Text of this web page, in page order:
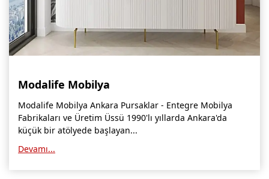
Modalife Mobilya
Modalife Mobilya Ankara Pursaklar - Entegre Mobilya
Fabrikaları ve Üretim Üssü 1990'lı yıllarda Ankara'da
küçük bir atölyede başlayan...
Devamı...